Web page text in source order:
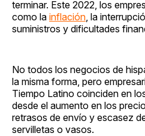
terminar. Este 2022, los
como la inflación , la
suministros y dificultades
No todos los negocios de
la misma forma, pero
Tiempo Latino coinciden en
desde el aumento en los
retrasos de envío y escasez
servilletas o vasos.